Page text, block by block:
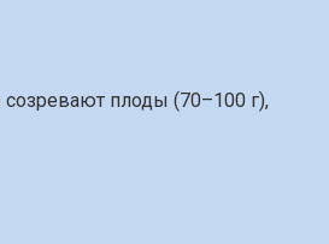
плоды (70–100 г),